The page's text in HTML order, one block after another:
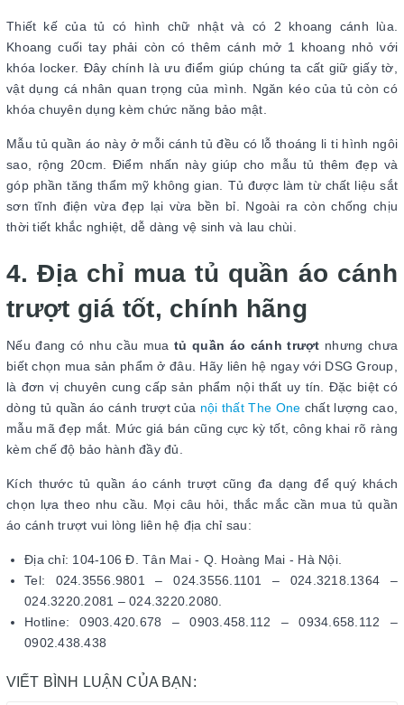
Thiết kế của tủ có hình chữ nhật và có 2 khoang cánh lùa.
Khoang cuối tay phải còn có thêm cánh mở 1 khoang nhỏ với
khóa locker. Đây chính là ưu điểm giúp chúng ta cất giữ giấy tờ,
vật dụng cá nhân quan trọng của mình. Ngăn kéo của tủ còn có
khóa chuyên dụng kèm chức năng bảo mật.
Mẫu tủ quần áo này ở mỗi cánh tủ đều có lỗ thoáng li ti hình ngôi
sao, rộng 20cm. Điểm nhấn này giúp cho mẫu tủ thêm đẹp và
góp phần tăng thẩm mỹ không gian. Tủ được làm từ chất liệu sắt
sơn tĩnh điện vừa đẹp lại vừa bền bỉ. Ngoài ra còn chống chịu
thời tiết khắc nghiệt, dễ dàng vệ sinh và lau chùi.
4. Địa chỉ mua tủ quần áo cánh
trượt giá tốt, chính hãng
Nếu đang có nhu cầu mua tủ quần áo cánh trượt nhưng chưa
biết chọn mua sản phẩm ở đâu. Hãy liên hệ ngay với DSG Group,
là đơn vị chuyên cung cấp sản phẩm nội thất uy tín. Đặc biệt có
dòng tủ quần áo cánh trượt của nội thất The One chất lượng cao,
mẫu mã đẹp mắt. Mức giá bán cũng cực kỳ tốt, công khai rõ ràng
kèm chế độ bảo hành đầy đủ.
Kích thước tủ quần áo cánh trượt cũng đa dạng để quý khách
chọn lựa theo nhu cầu. Mọi câu hỏi, thắc mắc cần mua tủ quần
áo cánh trượt vui lòng liên hệ địa chỉ sau:
Địa chỉ: 104-106 Đ. Tân Mai - Q. Hoàng Mai - Hà Nội.
Tel: 024.3556.9801 – 024.3556.1101 – 024.3218.1364 –
024.3220.2081 – 024.3220.2080.
Hotline: 0903.420.678 – 0903.458.112 – 0934.658.112 –
0902.438.438
VIẾT BÌNH LUẬN CỦA BẠN: